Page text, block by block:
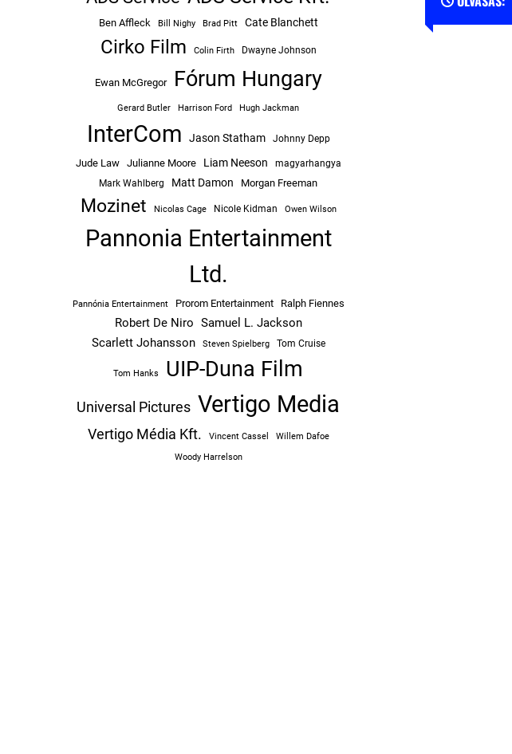
Ben Affleck Bill Nighy Brad Pitt Cate Blanchett
Cirko Film Colin Firth Dwayne Johnson
Ewan McGregor Fórum Hungary
Gerard Butler Harrison Ford Hugh Jackman
InterCom Jason Statham Johnny Depp
Jude Law Julianne Moore Liam Neeson
magyarhangya
Mark Wahlberg
Matt Damon Morgan Freeman
Mozinet Nicolas Cage Nicole Kidman Owen Wilson
Pannonia Entertainment
Ltd.
Pannónia Entertainment Prorom Entertainment Ralph Fiennes
Robert De Niro Samuel L. Jackson
Scarlett Johansson
Steven Spielberg Tom Cruise
Tom Hanks UIP-Duna Film
Universal Pictures Vertigo Media
Vertigo Média Kft. Vincent Cassel
Willem Dafoe
Woody Harrelson